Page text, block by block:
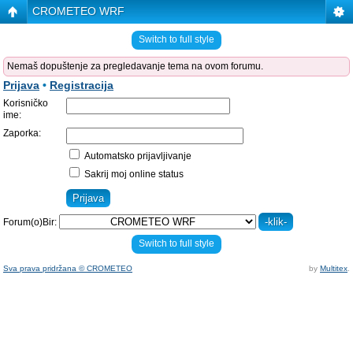
CROMETEO WRF
Switch to full style
Nemaš dopuštenje za pregledavanje tema na ovom forumu.
Prijava • Registracija
Korisničko
ime:
Zaporka:
Automatsko prijavljivanje
Sakrij moj online status
Forum(o)Bir:
Switch to full style
Sva prava pridržana © CROMETEO by Multitex